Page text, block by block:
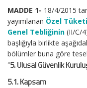
MADDE 1- 18/4/2015
yayımlanan Özel
Genel Tebliğinin (II/C/
başlığıyla birlikte
bölümler buna göre
“5. Ulusal Güvenlik
5.1. Kapsam